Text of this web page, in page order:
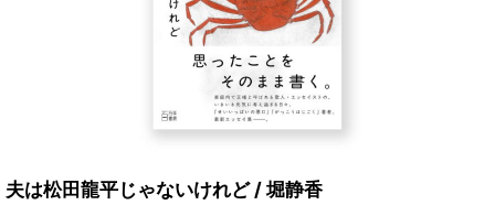
夫は松田龍平じゃないけれど / 堀静香